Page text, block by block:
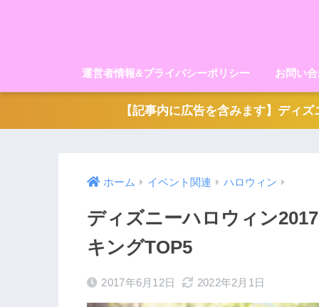
運営者情報&プライバシーポリシー お問い
【記事内に広告を含みます】ディ
ホーム イベント関連 ハロウィン
ディズニーハロウィン
キングTOP5
2017年6月12日 2022年2月1日